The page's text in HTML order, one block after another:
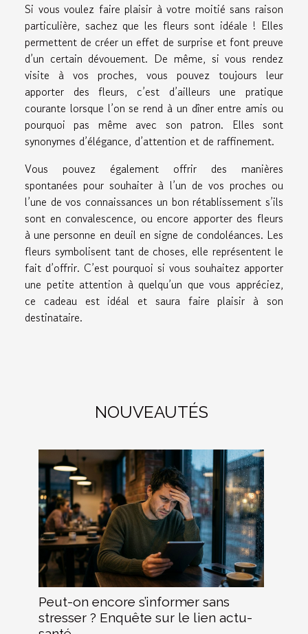
Si vous voulez faire plaisir à votre moitié sans raison
particulière, sachez que les fleurs sont idéale ! Elles
permettent de créer un effet de surprise et font preuve
d’un certain dévouement. De même, si vous rendez
visite à vos proches, vous pouvez toujours leur
apporter des fleurs, c’est d’ailleurs une pratique
courante lorsque l’on se rend à un dîner entre amis ou
pourquoi pas même avec son patron. Elles sont
synonymes d’élégance, d’attention et de raffinement.
Vous pouvez également offrir des manières
spontanées pour souhaiter à l’un de vos proches ou
l’une de vos connaissances un bon rétablissement s’ils
sont en convalescence, ou encore apporter des fleurs
à une personne en deuil en signe de condoléances. Les
fleurs symbolisent tant de choses, elle représentent le
fait d’offrir. C’est pourquoi si vous souhaitez apporter
une petite attention à quelqu’un que vous appréciez,
ce cadeau est idéal et saura faire plaisir à son
destinataire.
NOUVEAUTÉS
Peut-on encore s’informer sans
stresser ? Enquête sur le lien actu-